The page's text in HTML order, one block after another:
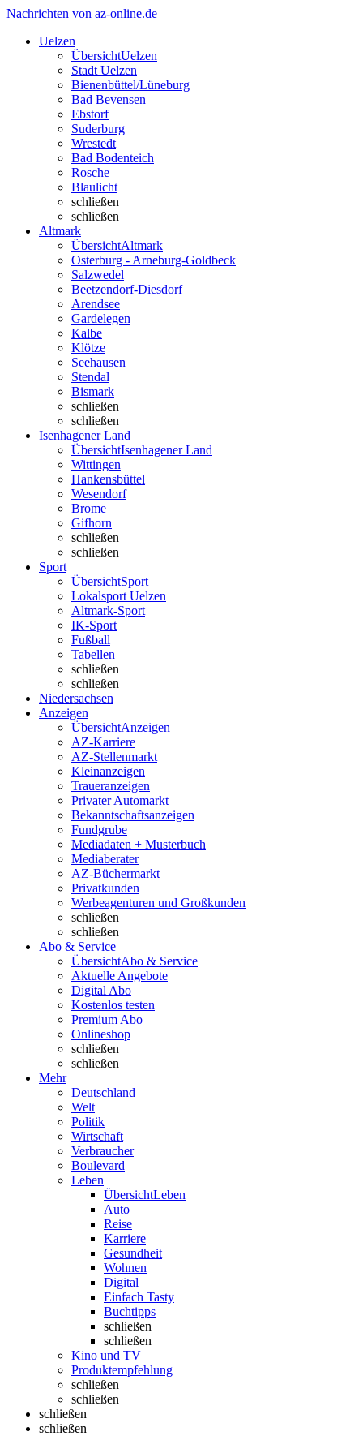
Nachrichten von az-online.de
Uelzen
ÜbersichtUelzen
Stadt Uelzen
Bienenbüttel/Lüneburg
Bad Bevensen
Ebstorf
Suderburg
Wrestedt
Bad Bodenteich
Rosche
Blaulicht
schließen
schließen
Altmark
ÜbersichtAltmark
Osterburg - Arneburg-Goldbeck
Salzwedel
Beetzendorf-Diesdorf
Arendsee
Gardelegen
Kalbe
Klötze
Seehausen
Stendal
Bismark
schließen
schließen
Isenhagener Land
ÜbersichtIsenhagener Land
Wittingen
Hankensbüttel
Wesendorf
Brome
Gifhorn
schließen
schließen
Sport
ÜbersichtSport
Lokalsport Uelzen
Altmark-Sport
IK-Sport
Fußball
Tabellen
schließen
schließen
Niedersachsen
Anzeigen
ÜbersichtAnzeigen
AZ-Karriere
AZ-Stellenmarkt
Kleinanzeigen
Traueranzeigen
Privater Automarkt
Bekanntschaftsanzeigen
Fundgrube
Mediadaten + Musterbuch
Mediaberater
AZ-Büchermarkt
Privatkunden
Werbeagenturen und Großkunden
schließen
schließen
Abo & Service
ÜbersichtAbo & Service
Aktuelle Angebote
Digital Abo
Kostenlos testen
Premium Abo
Onlineshop
schließen
schließen
Mehr
Deutschland
Welt
Politik
Wirtschaft
Verbraucher
Boulevard
Leben
ÜbersichtLeben
Auto
Reise
Karriere
Gesundheit
Wohnen
Digital
Einfach Tasty
Buchtipps
schließen
schließen
Kino und TV
Produktempfehlung
schließen
schließen
schließen
schließen